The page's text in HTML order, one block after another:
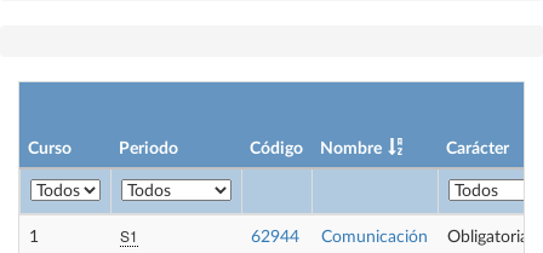
Curso Periodo Código Nombre Carácter
1 S1 62944
Comunicación
Obligatoria